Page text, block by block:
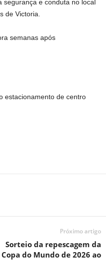
segurança e conduta no local
de Victoria.
semanas após
estacionamento de centro
Próximo artigo
Sorteio da repescagem da
Copa do Mundo de 2026 ao